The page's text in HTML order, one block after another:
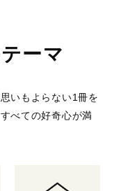
ーマ
いもよらない1冊を
べての好奇心が満